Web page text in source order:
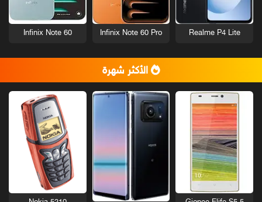
Realme P4 Lite
Infinix Note 60 Pro
Infinix Note 60
الأكثر شهرة